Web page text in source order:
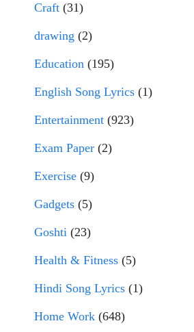
Craft (31)
drawing (2)
Education (195)
English Song Lyrics (1)
Entertainment (923)
Exam Paper (2)
Exercise (9)
Gadgets (5)
Goshti (23)
Health & Fitness (5)
Hindi Song Lyrics (1)
Home Work (648)